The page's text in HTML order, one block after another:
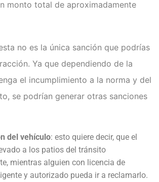
monto total de aproximadamente
no es la única sanción que podrías
Ya que dependiendo de la
el incumplimiento a la norma y del
se podrían generar otras sanciones
del vehículo: esto quiere decir, que el
a los patios del tránsito
mientras alguien con licencia de
y autorizado pueda ir a reclamarlo.